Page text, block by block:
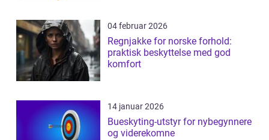
04 februar 2026
Regnjakke for norske forhold:
praktisk beskyttelse med god
komfort
14 januar 2026
Bueskyting-utstyr for nybegynnere
og viderekomne